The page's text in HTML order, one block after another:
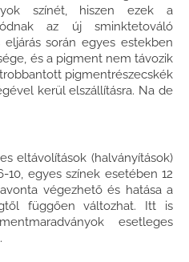
színét, hiszen ezek a
az új sminktetováló
során egyes estekben
és a pigment nem távozik
pigmentrészecskék
kerül elszállításra. Na de
eltávolítások (halványítások)
10, egyes színek esetében 12
végezhető és hatása a
függően változhat. Itt is
esetleges